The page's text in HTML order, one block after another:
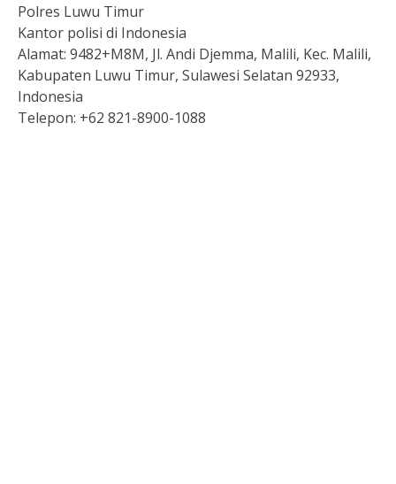
Polres Luwu Timur
Kantor polisi di Indonesia
Alamat: 9482+M8M, Jl. Andi Djemma, Malili, Kec. Malili,
Kabupaten Luwu Timur, Sulawesi Selatan 92933,
Indonesia
Telepon: +62 821-8900-1088